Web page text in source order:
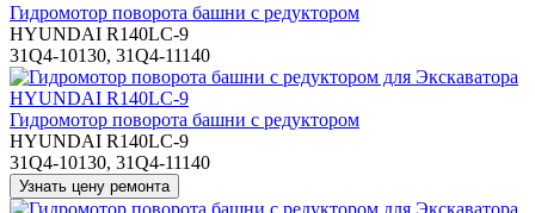
Гидромотор поворота башни с редуктором
HYUNDAI R140LC-9
31Q4-10130, 31Q4-11140
Гидромотор поворота башни с редуктором
HYUNDAI R140LC-9
31Q4-10130, 31Q4-11140